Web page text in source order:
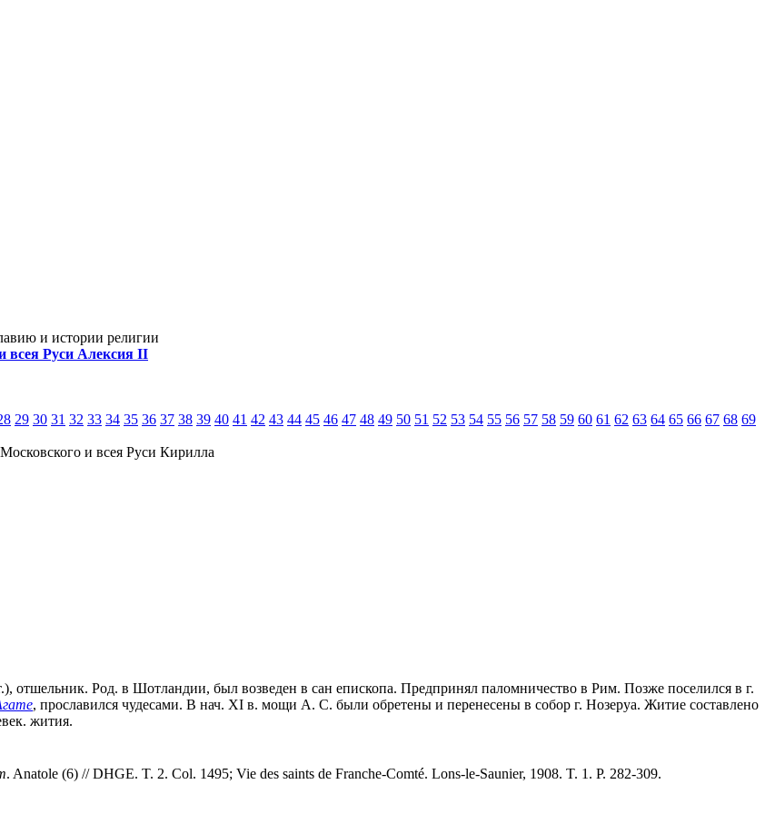
и истории религии
всея Руси Алексия II
29 30 31 32 33 34 35 36 37 38 39 40 41 42 43 44 45 46 47 48 49 50 51 52 53 54 55 56 57 58 59 60 61 62 63 64 65 66 67 68 69
и всея Руси Кирилла
отшельник. Род. в Шотландии, был возведен в сан епископа. Предпринял паломничество в Рим. Позже поселился в г.
, прославился чудесами. В нач. XI в. мощи А. С. были обретены и перенесены в собор г. Нозеруа. Житие составлено
жития.
. Anatole (6) // DHGE. T. 2. Col. 1495; Vie des saints de Franche-Comté. Lons-le-Saunier, 1908. T. 1. P. 282-309.